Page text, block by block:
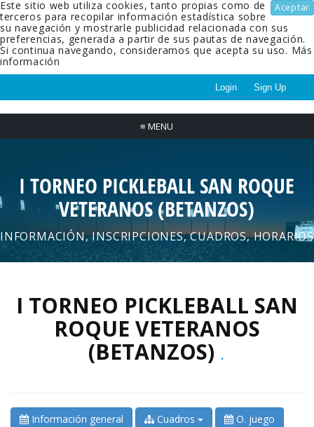
Aceptar
Este sitio web utiliza cookies, tanto propias como de
terceros para recopilar información estadística sobre
su navegación y mostrarle publicidad relacionada con sus
preferencias, generada a partir de sus pautas de navegación.
Si continua navegando, consideramos que acepta su uso. Más
información
Login Sign Up
≡ MENU
I TORNEO PICKLEBALL SAN ROQUE
VETERANOS (BETANZOS)
INFORMACIÓN, INSCRIPCIONES, CUADROS, HORARIOS
I TORNEO PICKLEBALL SAN
ROQUE VETERANOS
(BETANZOS) .
Información general Cuadros
O. juego